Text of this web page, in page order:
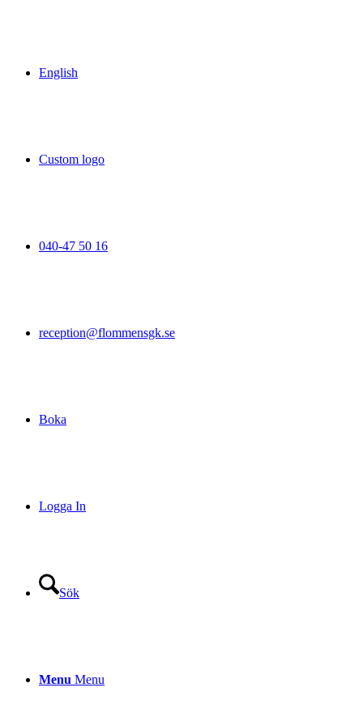
English
Custom logo
040-47 50 16
reception@flommensgk.se
Boka
Logga In
Sök
Menu Menu